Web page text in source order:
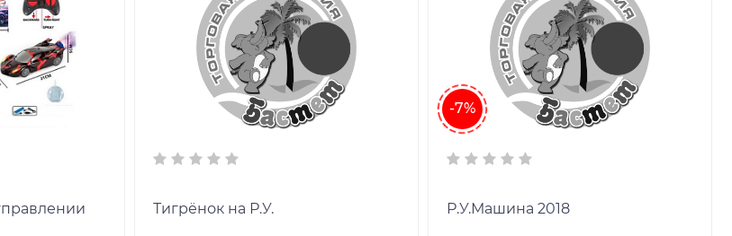
Тигрёнок на Р.У.
-7%
Р.У.Машина 2018